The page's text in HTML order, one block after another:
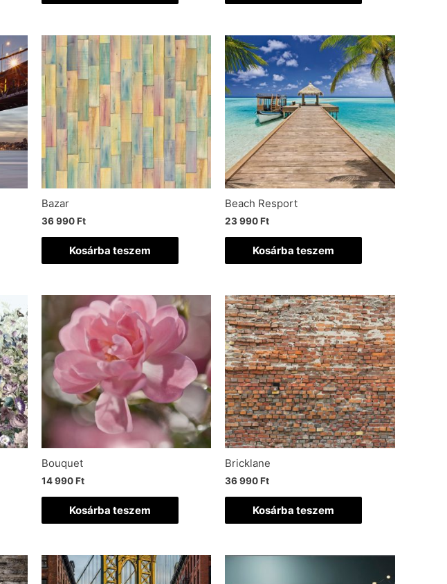
Bazar
36 990Ft
Kosárba teszem
Beach Resport
23 990Ft
Kosárba teszem
Bouquet
14 990Ft
Kosárba teszem
Bricklane
36 990Ft
Kosárba teszem